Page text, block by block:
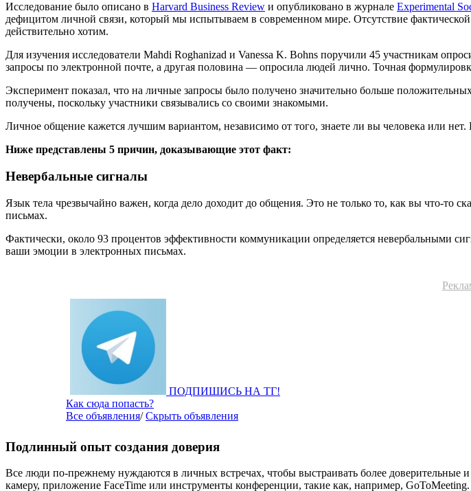
Исследование было описано в Harvard Business Review и опубликовано в журнале Experimental
дефицитом личной связи, который мы испытываем в современном мире. Отсутствие
действительно хотим.
Для изучения исследователи Mahdi Roghanizad и Vanessa K. Bohns поручили 45 участникам
запросы по электронной почте, а другая половина — опросила людей лично. Точная
Эксперимент показал, что на личные запросы было получено значительно больше
получены, поскольку участники связывались со своими знакомыми.
Личное общение кажется лучшим вариантом, независимо от того, знаете ли вы человека или
Ниже представлены 5 причин, доказывающие этот факт:
Невербальные сигналы
Язык тела чрезвычайно важен, когда дело доходит до общения. Это не только то, как вы что-то
письмах.
Фактически, около 93 процентов эффективности коммуникации определяется невербальными
ваши эмоции в электронных письмах.
ПОДПИШИСЬ НА ТГ!
Как сюда попасть?
Все объявления/Скрыть объявления
Подлинный опыт создания доверия
Все люди по-прежнему нуждаются в личных встречах, чтобы выстраивать более
камеру, приложение FaceTime или инструменты конференции, такие как, например, GoToMeeting.